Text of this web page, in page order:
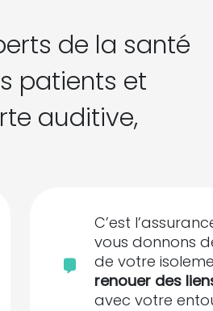
de la santé
patients et
auditive,
C’est
vous donnons
de votre
renouer des
avec votre